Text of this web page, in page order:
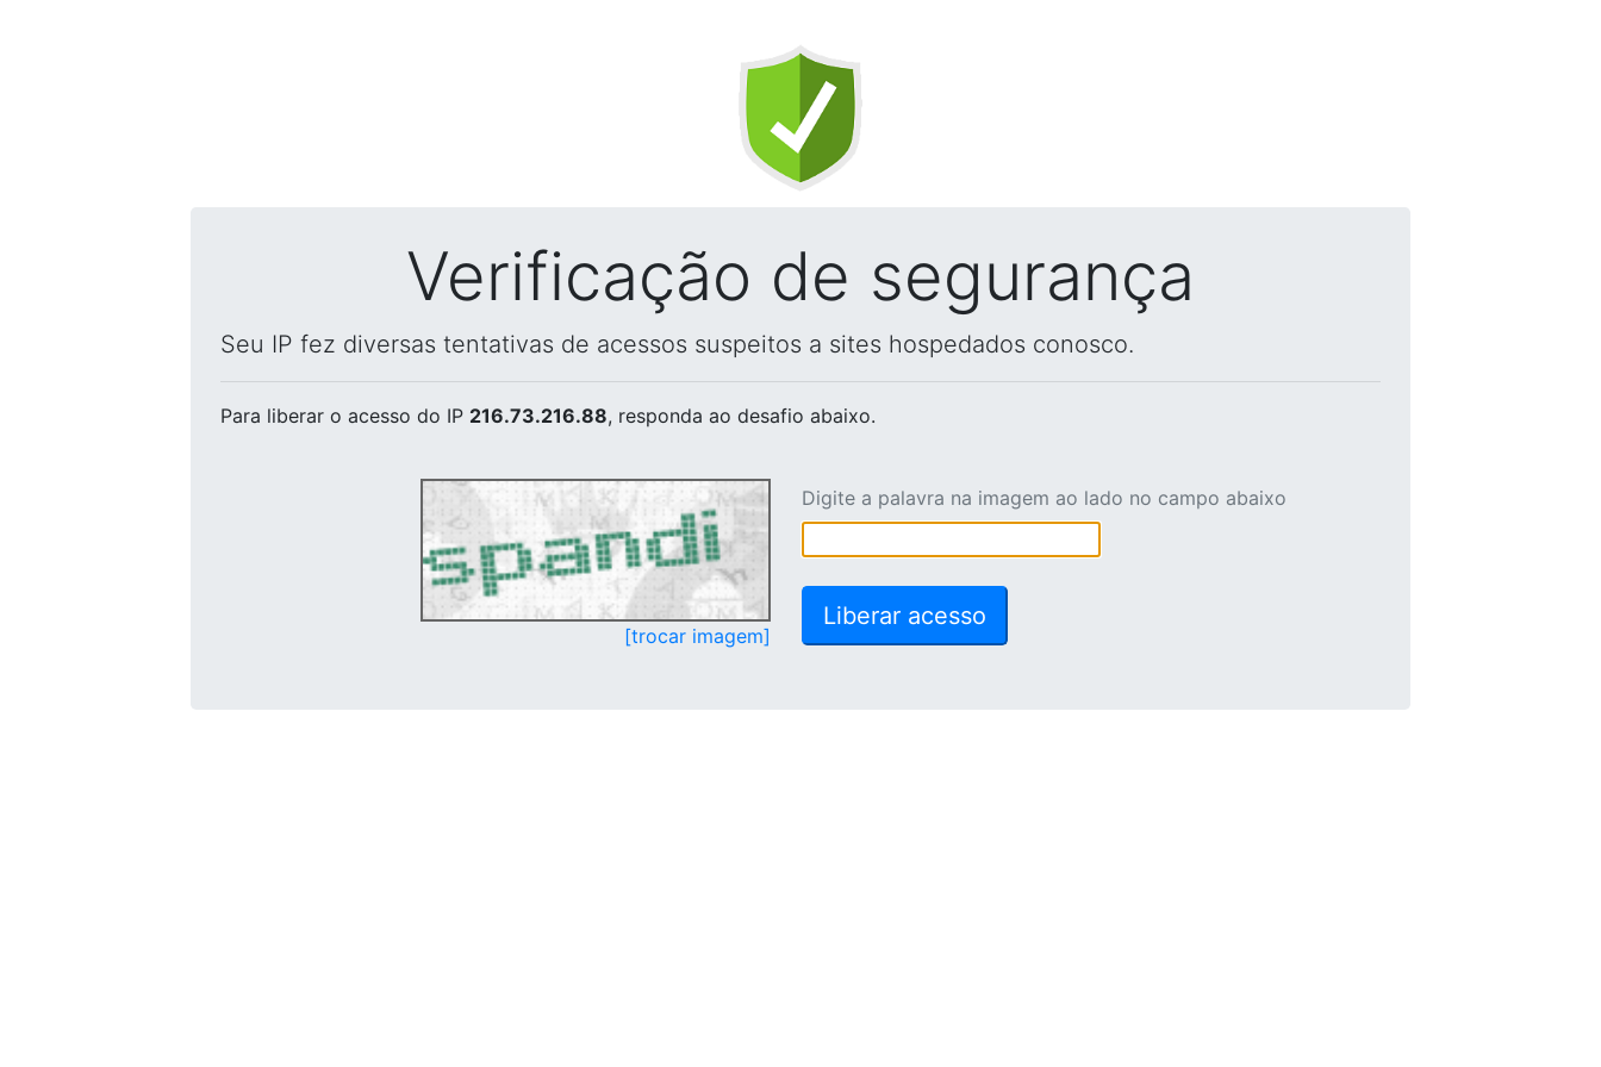
Verificação de segurança
Seu IP fez diversas tentativas de acessos suspeitos a sites hospedados conosco.
Para liberar o acesso do IP 216.73.216.88, responda ao desafio abaixo.
[trocar imagem]
Digite a palavra na imagem ao lado no campo abaixo